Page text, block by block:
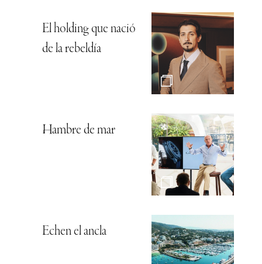
El holding que nació
de la rebeldía
Hambre de mar
Echen el ancla